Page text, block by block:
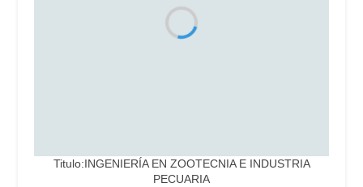
Titulo:INGENIERÍA EN ZOOTECNIA E INDUSTRIA
PECUARIA